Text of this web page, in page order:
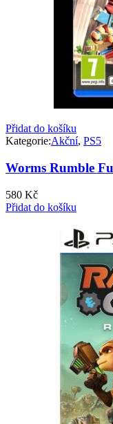
Přidat do košíku
Kategorie:Akční, PS5
Worms Rumble
580 Kč
Přidat do košíku